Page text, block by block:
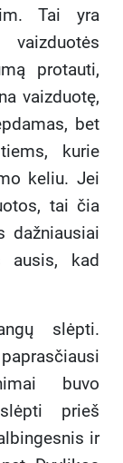
Tai yra
protauti,
vaizduotę,
bet
kurie
keliu. Jei
tai čia
dažniausiai
ausis, kad
slėpti.
buvo
prieš
ir